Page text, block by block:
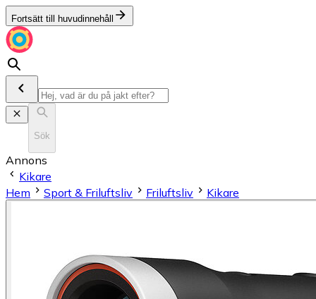
Fortsätt till huvudinnehåll
Sök
Annons
Kikare
Hem
Sport & Friluftsliv Friluftsliv Kikare